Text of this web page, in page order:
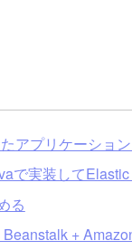
アプリケーショ
で実装して
る
+